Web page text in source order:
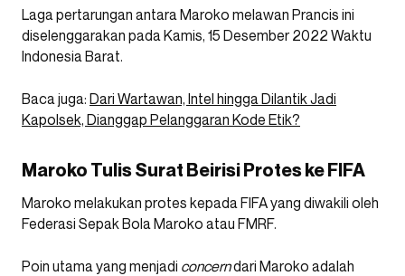
Laga pertarungan antara Maroko melawan Prancis ini
diselenggarakan pada Kamis, 15 Desember 2022 Waktu
Indonesia Barat.
Baca juga: Dari Wartawan, Intel hingga Dilantik Jadi
Kapolsek, Dianggap Pelanggaran Kode Etik?
Maroko Tulis Surat Beirisi Protes ke FIFA
Maroko melakukan protes kepada FIFA yang diwakili oleh
Federasi Sepak Bola Maroko atau FMRF.
Poin utama yang menjadi concerndari Maroko adalah